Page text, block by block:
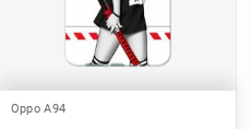
Oppo A94